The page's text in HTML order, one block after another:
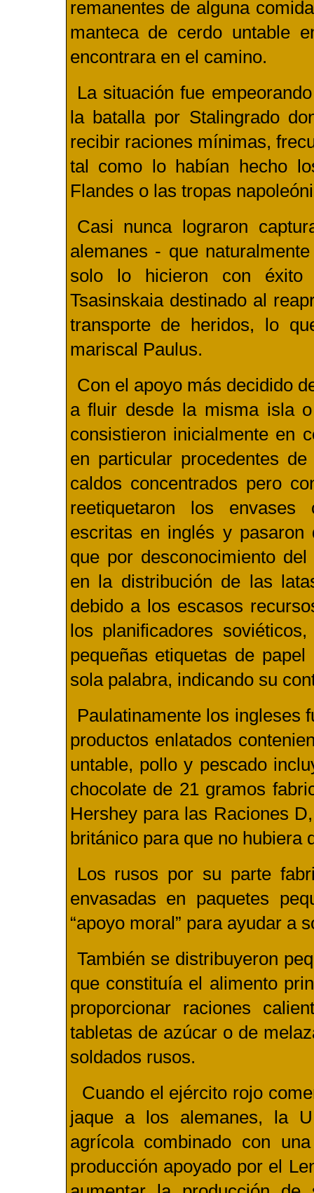
remanentes de alguna
manteca de cerdo untable
encontrara en el camino.
La situación fue
la batalla por Stalingrado
recibir raciones mínimas,
tal como lo habían hecho
Flandes o las tropas
Casi nunca lograron
alemanes - que
solo lo hicieron con éxito
Tsasinskaia destinado al
transporte de heridos, lo
mariscal Paulus.
Con el apoyo más decidido
a fluir desde la misma isla
consistieron inicialmente en
en particular procedentes
caldos concentrados pero
reetiquetaron los envases
escritas en inglés y
que por desconocimiento
en la distribución de las
debido a los escasos
los planificadores
pequeñas etiquetas de
sola palabra, indicando su
Paulatinamente los ingleses
productos enlatados
untable, pollo y pescado
chocolate de 21 gramos
Hershey para las Raciones
británico para que no hubiera
Los rusos por su parte
envasadas en paquetes
“apoyo moral” para ayudar a
También se distribuyeron
que constituía el alimento
proporcionar raciones
tabletas de azúcar o de
soldados rusos.
Cuando el ejército rojo
jaque a los alemanes, la
agrícola combinado con
producción apoyado por el